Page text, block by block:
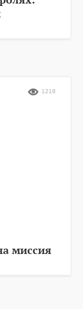
миссия
1218